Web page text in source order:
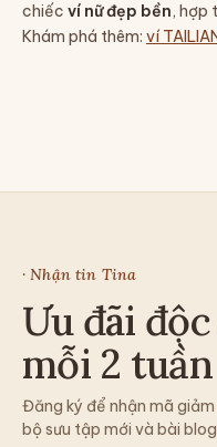
chiếc ví nữ đẹp bền, hợp
Khám phá thêm: ví
· Nhận tin Tina
Ưu đãi
mỗi 2 tuần
Đăng ký để nhận mã
bộ sưu tập mới và bài